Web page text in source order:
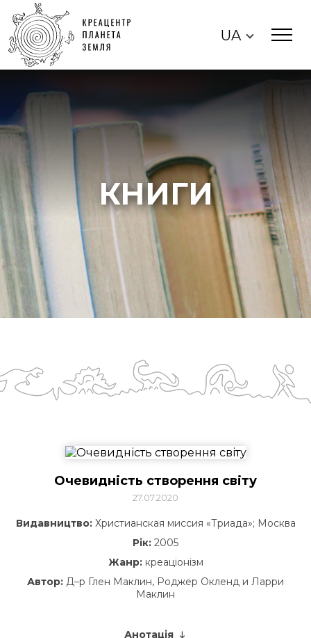
UA
КНИГИ
Очевидність створення світу
27.07.2020
Видавництво:Христианская миссия «Триада»; Москва
Рік: 2005
Жанр:креаціонізм
Автор: Д–р Глен Маклин, Роджер Окленд и Ларри
Маклин
Анотація